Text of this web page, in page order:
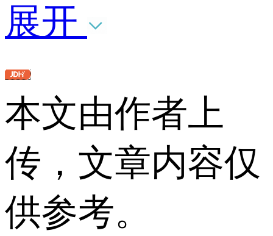
展开
本文由作者上
传，文章内容仅
供参考。